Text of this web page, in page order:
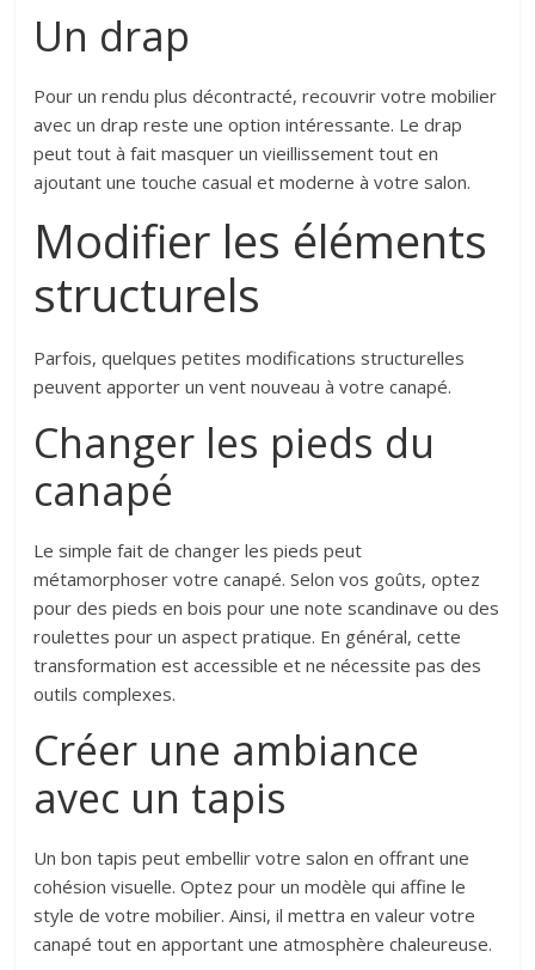
Un drap
Pour un rendu plus décontracté, recouvrir votre mobilier
avec un drap reste une option intéressante. Le drap
peut tout à fait masquer un vieillissement tout en
ajoutant une touche casual et moderne à votre salon.
Modifier les éléments
structurels
Parfois, quelques petites modifications structurelles
peuvent apporter un vent nouveau à votre canapé.
Changer les pieds du
canapé
Le simple fait de changer les pieds peut
métamorphoser votre canapé. Selon vos goûts, optez
pour des pieds en bois pour une note scandinave ou des
roulettes pour un aspect pratique. En général, cette
transformation est accessible et ne nécessite pas des
outils complexes.
Créer une ambiance
avec un tapis
Un bon tapis peut embellir votre salon en offrant une
cohésion visuelle. Optez pour un modèle qui affine le
style de votre mobilier. Ainsi, il mettra en valeur votre
canapé tout en apportant une atmosphère chaleureuse.